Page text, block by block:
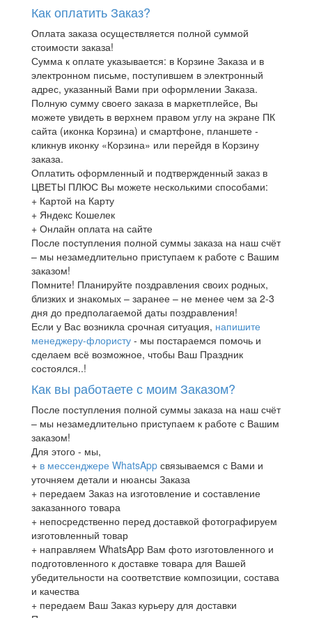
Как оплатить Заказ?
Оплата заказа осуществляется полной суммой
стоимости заказа!
Сумма к оплате указывается: в Корзине Заказа и в
электронном письме, поступившем в электронный
адрес, указанный Вами при оформлении Заказа.
Полную сумму своего заказа в маркетплейсе, Вы
можете увидеть в верхнем правом углу на экране ПК
сайта (иконка Корзина) и смартфоне, планшете -
кликнув иконку «Корзина» или перейдя в Корзину
заказа.
Оплатить оформленный и подтвержденный заказ в
ЦВЕТЫ ПЛЮС Вы можете несколькими способами:
+ Картой на Карту
+ Яндекс Кошелек
+ Онлайн оплата на сайте
После поступления полной суммы заказа на наш счёт
– мы незамедлительно приступаем к работе с Вашим
заказом!
Помните! Планируйте поздравления своих родных,
близких и знакомых – заранее – не менее чем за 2-3
дня до предполагаемой даты поздравления!
Если у Вас возникла срочная ситуация, напишите
менеджеру-флористу - мы постараемся помочь и
сделаем всё возможное, чтобы Ваш Праздник
состоялся..!
Как вы работаете с моим Заказом?
После поступления полной суммы заказа на наш счёт
– мы незамедлительно приступаем к работе с Вашим
заказом!
Для этого - мы,
+ в мессенджере WhatsApp связываемся с Вами и
уточняем детали и нюансы Заказа
+ передаем Заказ на изготовление и составление
заказанного товара
+ непосредственно перед доставкой фотографируем
изготовленный товар
+ направляем WhatsApp Вам фото изготовленного и
подготовленного к доставке товара для Вашей
убедительности на соответствие композиции, состава
и качества
+ передаем Ваш Заказ курьеру для доставки